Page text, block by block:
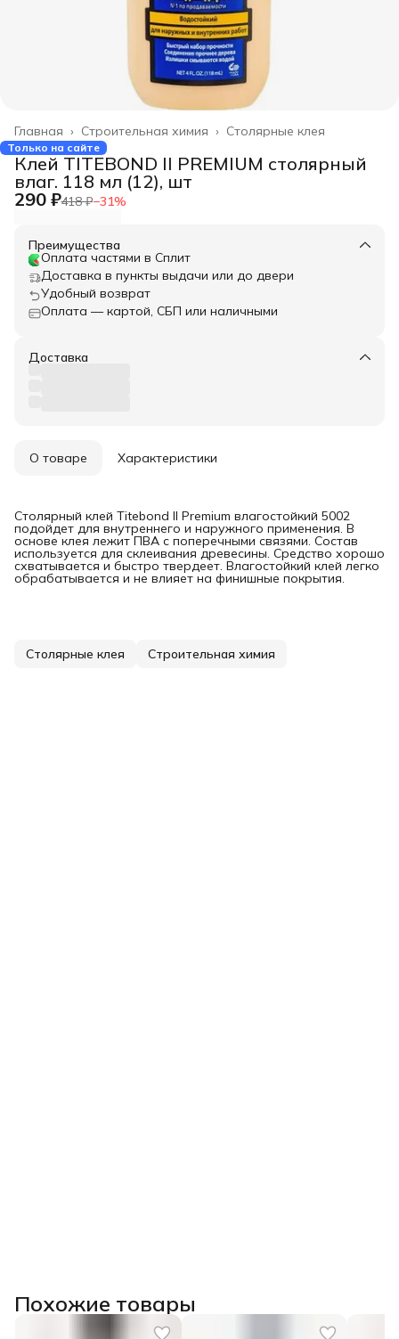
Столярные клея
Строительная химия ›
Главная ›
Только на сайте
Клей TITEBOND II PREMIUM столярный
влаг. 118 мл (12), шт
290 ₽418 ₽−31%
Преимущества
Оплата частями в Сплит
Доставка в пункты выдачи или до двери
Удобный возврат
Оплата — картой, СБП или наличными
Доставка
О товаре Характеристики
Столярный клей Titebond II Premium влагостойкий 5002
подойдет для внутреннего и наружного применения. В
основе клея лежит ПВА с поперечными связями. Состав
используется для склеивания древесины. Средство хорошо
схватывается и быстро твердеет. Влагостойкий клей легко
обрабатывается и не влияет на финишные покрытия.
Столярные клея Строительная химия
Похожие товары